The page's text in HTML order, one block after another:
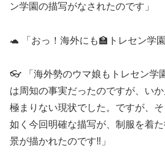
ン学園の描写がなされたのです」
🐢 「おっ！海外にも🏫トレセン学
👓 「海外勢のウマ娘もトレセン学
は周知の事実だったのですが、い
極まりない現状でした。ですが、
如く今回明確な描写が、制服を着
景が描かれたのです‼️」